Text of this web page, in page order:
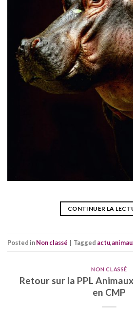
CONTINUER LA
Posted inNon classé | Tagged actu,
NON CLASSÉ
Retour sur la PPL
en CMP